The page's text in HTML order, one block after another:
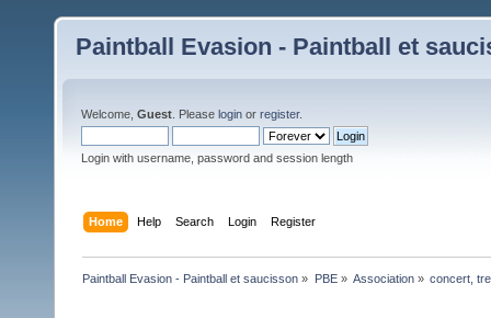
Paintball Evasion - Paintball et
Welcome, Guest . Please login or register.
Login with username, password and session length
Home Help Search Login Register
Paintball Evasion - Paintball et saucisson » PBE» Association» concert,